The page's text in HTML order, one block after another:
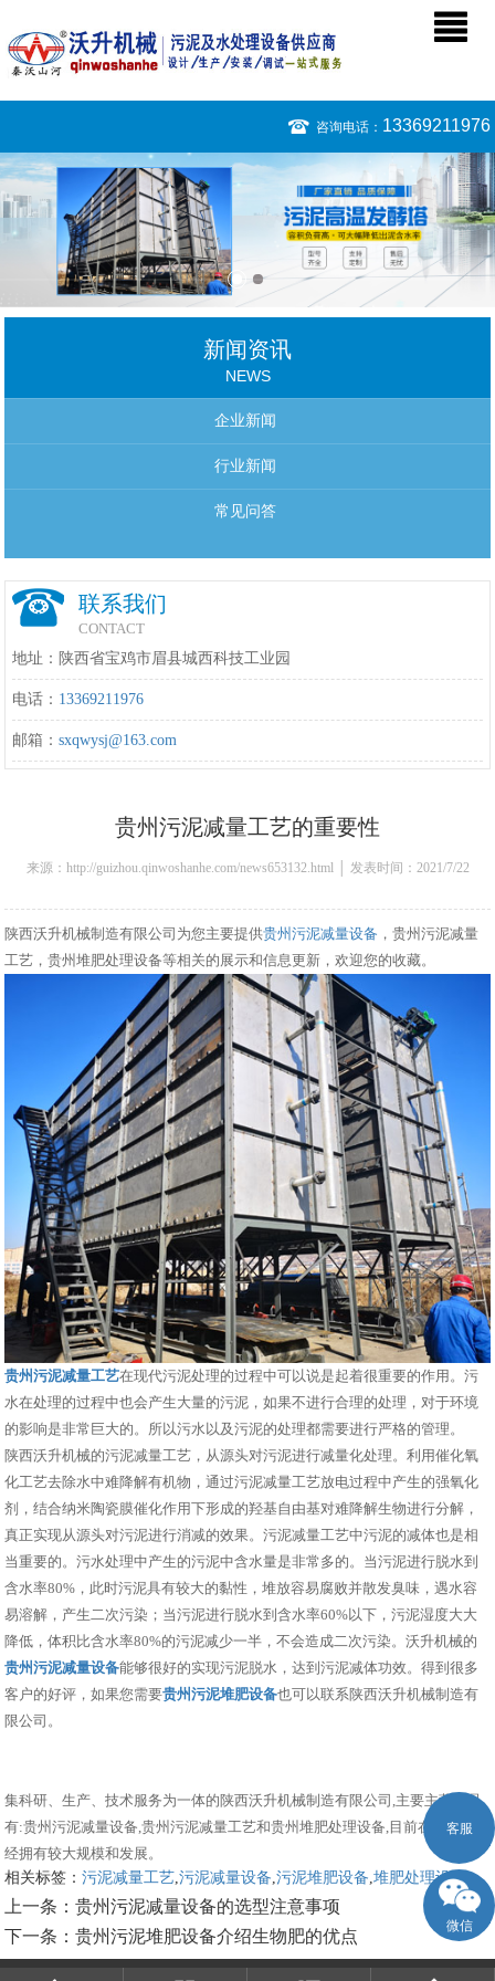
咨询电话： 13369211976
新闻资讯
NEWS
企业新闻
行业新闻
常见问答
联系我们
CONTACT
地址：陕西省宝鸡市眉县城西科技工业园
电话： 13369211976
邮箱：sxqwysj@163.com
贵州污泥减量工艺的重要性
来源：http://guizhou.qinwoshanhe.com/news653132.html │ 发表时间：2021/7/22
陕西沃升机械制造有限公司为您主要提供贵州污泥减量设备 ，贵州污泥减量
工艺，贵州堆肥处理设备等相关的展示和信息更新，欢迎您的收藏。
贵州污泥减量工艺在现代污泥处理的过程中可以说是起着很重要的作用。污
水在处理的过程中也会产生大量的污泥，如果不进行合理的处理，对于环境
的影响是非常巨大的。所以污水以及污泥的处理都需要进行严格的管理。
陕西沃升机械的污泥减量工艺，从源头对污泥进行减量化处理。利用催化氧
化工艺去除水中难降解有机物，通过污泥减量工艺放电过程中产生的强氧化
剂，结合纳米陶瓷膜催化作用下形成的羟基自由基对难降解生物进行分解，
真正实现从源头对污泥进行消减的效果。污泥减量工艺中污泥的减体也是相
当重要的。污水处理中产生的污泥中含水量是非常多的。当污泥进行脱水到
含水率80%，此时污泥具有较大的黏性，堆放容易腐败并散发臭味，遇水容
易溶解，产生二次污染；当污泥进行脱水到含水率60%以下，污泥湿度大大
降低，体积比含水率80%的污泥减少一半，不会造成二次污染。沃升机械的
贵州污泥减量设备能够很好的实现污泥脱水，达到污泥减体功效。得到很多
客户的好评，如果您需要贵州污泥堆肥设备也可以联系陕西沃升机械制造有
限公司。
集科研、生产、技术服务为一体的陕西沃升机械制造有限公司,主要主营产品
有:贵州污泥减量设备,贵州污泥减量工艺和贵州堆肥处理设备,目前在市场上已
经拥有较大规模和发展。
相关标签：污泥减量工艺 ,污泥减量设备 ,污泥堆肥设备 ,堆肥处理设备 ,
上一条：贵州污泥减量设备的选型注意事项
下一条：贵州污泥堆肥设备介绍生物肥的优点
客服
微信